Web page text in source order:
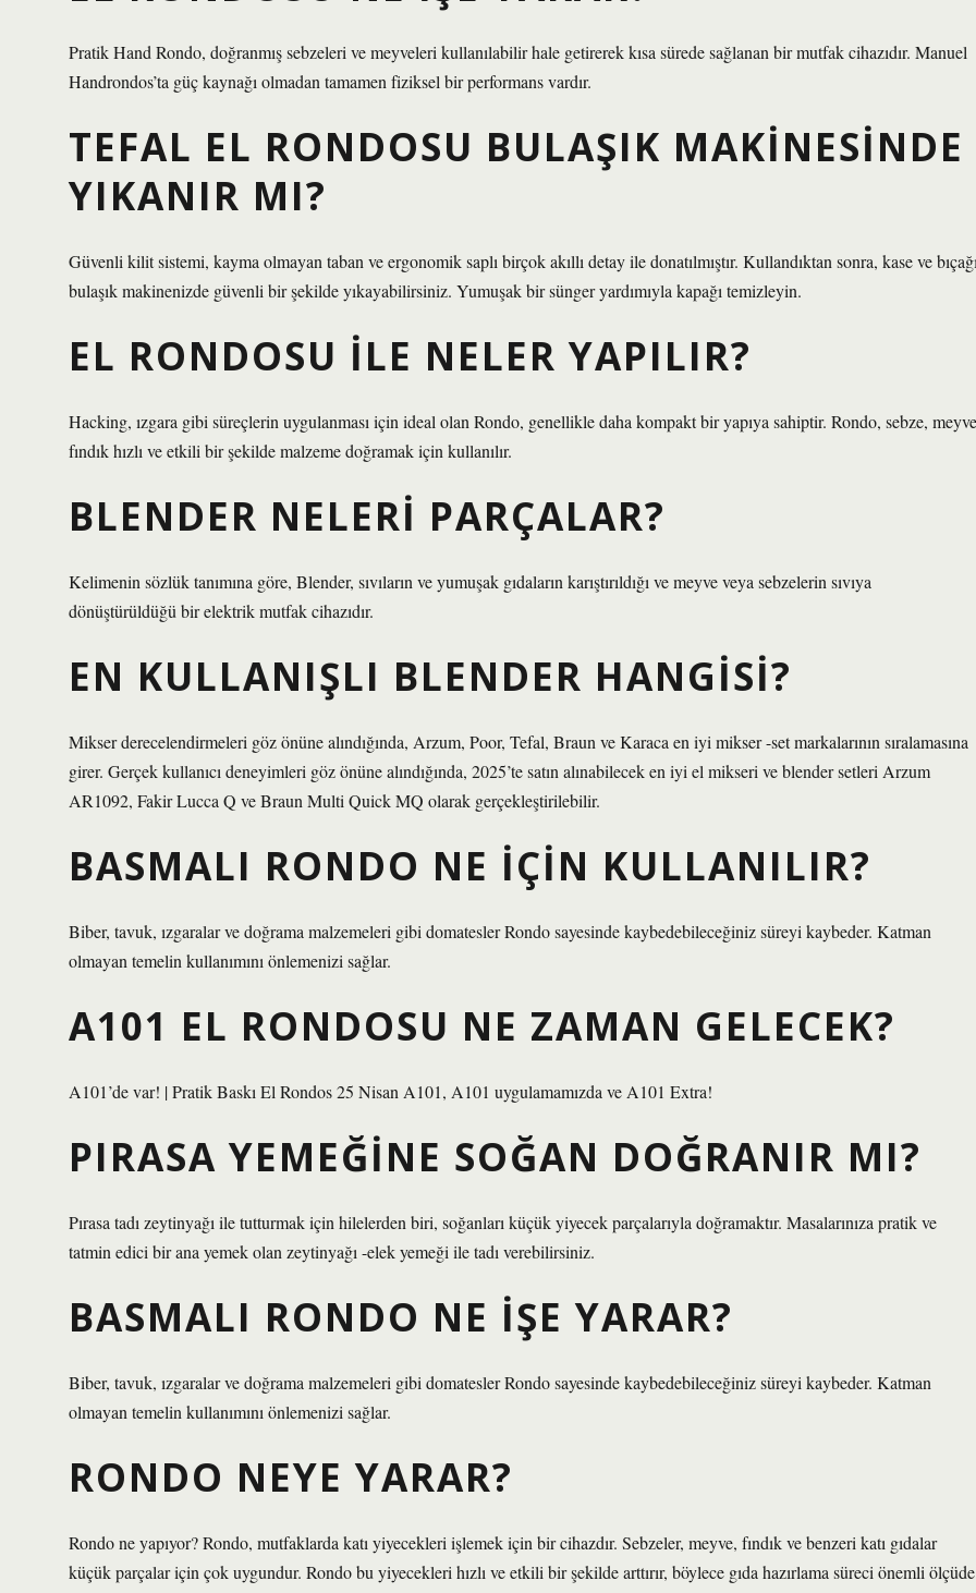
Pratik Hand Rondo, doğranmış sebzeleri ve meyveleri kullanılabilir hale getirerek kısa sürede sağlanan bir mutfak cihazıdır. Manuel
Handrondos’ta güç kaynağı olmadan tamamen fiziksel bir performans vardır.
TEFAL EL RONDOSU BULAŞIK MAKINESINDE
YIKANIR MI?
Güvenli kilit sistemi, kayma olmayan taban ve ergonomik saplı birçok akıllı detay ile donatılmıştır. Kullandıktan sonra, kase ve
bulaşık makinenizde güvenli bir şekilde yıkayabilirsiniz. Yumuşak bir sünger yardımıyla kapağı temizleyin.
EL RONDOSU ILE NELER YAPILIR?
Hacking, ızgara gibi süreçlerin uygulanması için ideal olan Rondo, genellikle daha kompakt bir yapıya sahiptir. Rondo, sebze,
fındık hızlı ve etkili bir şekilde malzeme doğramak için kullanılır.
BLENDER NELERI PARÇALAR?
Kelimenin sözlük tanımına göre, Blender, sıvıların ve yumuşak gıdaların karıştırıldığı ve meyve veya sebzelerin sıvıya
dönüştürüldüğü bir elektrik mutfak cihazıdır.
EN KULLANIŞLI BLENDER HANGISI?
Mikser derecelendirmeleri göz önüne alındığında, Arzum, Poor, Tefal, Braun ve Karaca en iyi mikser -set markalarının sıralamasına
girer. Gerçek kullanıcı deneyimleri göz önüne alındığında, 2025’te satın alınabilecek en iyi el mikseri ve blender setleri Arzum
AR1092, Fakir Lucca Q ve Braun Multi Quick MQ olarak gerçekleştirilebilir.
BASMALI RONDO NE IÇIN KULLANILIR?
Biber, tavuk, ızgaralar ve doğrama malzemeleri gibi domatesler Rondo sayesinde kaybedebileceğiniz süreyi kaybeder. Katman
olmayan temelin kullanımını önlemenizi sağlar.
A101 EL RONDOSU NE ZAMAN GELECEK?
A101’de var! | Pratik Baskı El Rondos 25 Nisan A101, A101 uygulamamızda ve A101 Extra!
PIRASA YEMEĞINE SOĞAN DOĞRANIR MI?
Pırasa tadı zeytinyağı ile tutturmak için hilelerden biri, soğanları küçük yiyecek parçalarıyla doğramaktır. Masalarınıza pratik ve
tatmin edici bir ana yemek olan zeytinyağı -elek yemeği ile tadı verebilirsiniz.
BASMALI RONDO NE IŞE YARAR?
Biber, tavuk, ızgaralar ve doğrama malzemeleri gibi domatesler Rondo sayesinde kaybedebileceğiniz süreyi kaybeder. Katman
olmayan temelin kullanımını önlemenizi sağlar.
RONDO NEYE YARAR?
Rondo ne yapıyor? Rondo, mutfaklarda katı yiyecekleri işlemek için bir cihazdır. Sebzeler, meyve, fındık ve benzeri katı gıdalar
küçük parçalar için çok uygundur. Rondo bu yiyecekleri hızlı ve etkili bir şekilde arttırır, böylece gıda hazırlama süreci önemli ölçüde